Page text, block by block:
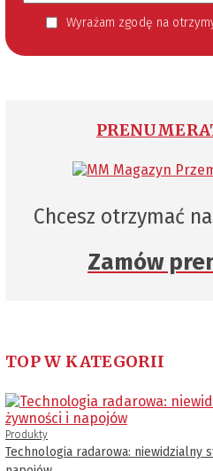
Wyrażam zgodę na otrzymywanie informacji handlowej kierowanej do mnie za pomocą środków komunikacji elektronicznej w szczególności poczty elektronicznej zgodnie z przepisem art. 10 ust 2 ustawy z dnia 18 lipca 2002 roku o świadczeniu usług drogą elektroniczną
Chcesz otrzymać
Zamów
TOP W KATEGORII
Produkty
Technologia radarowa: niewidzialny